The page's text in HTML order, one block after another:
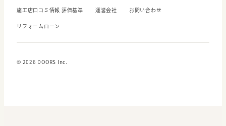
施工店口コミ情報 評価基準 運営会社 お問い合わせ
リフォームローン
© 2026 DOORS Inc.